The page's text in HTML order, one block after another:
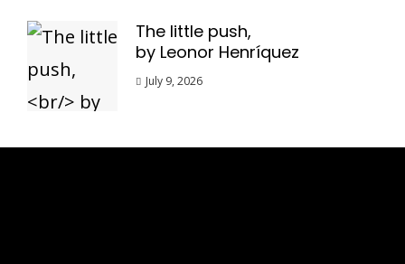
The little push,
by Leonor Henríquez
July 9, 2026